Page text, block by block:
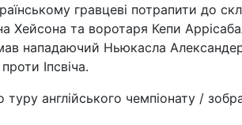
гравцеві потрапити до
Хейсона та воротаря Кепи
нападаючий Ньюкасла
Іпсвіча.
англійського чемпіонату /